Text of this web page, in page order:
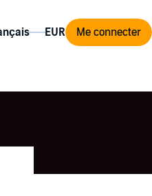
Me connecter